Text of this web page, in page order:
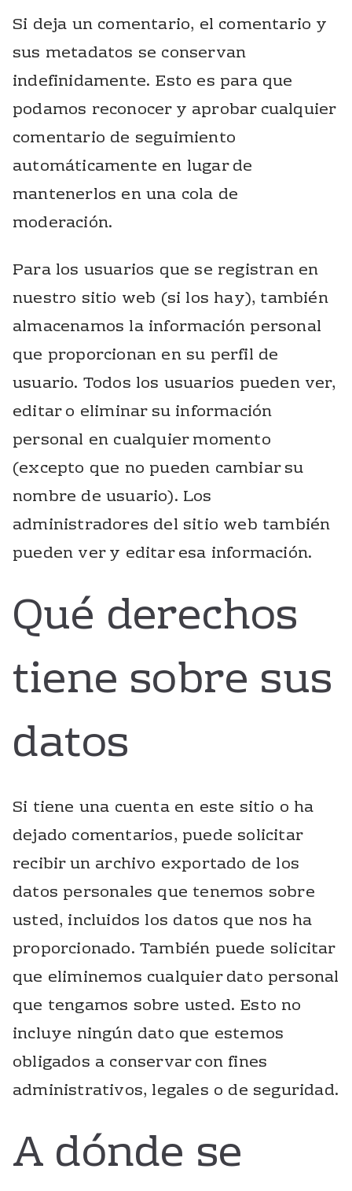
Si deja un comentario, el comentario y
sus metadatos se conservan
indefinidamente. Esto es para que
podamos reconocer y aprobar cualquier
comentario de seguimiento
automáticamente en lugar de
mantenerlos en una cola de
moderación.
Para los usuarios que se registran en
nuestro sitio web (si los hay), también
almacenamos la información personal
que proporcionan en su perfil de
usuario. Todos los usuarios pueden ver,
editar o eliminar su información
personal en cualquier momento
(excepto que no pueden cambiar su
nombre de usuario). Los
administradores del sitio web también
pueden ver y editar esa información.
Qué derechos
tiene sobre sus
datos
Si tiene una cuenta en este sitio o ha
dejado comentarios, puede solicitar
recibir un archivo exportado de los
datos personales que tenemos sobre
usted, incluidos los datos que nos ha
proporcionado. También puede solicitar
que eliminemos cualquier dato personal
que tengamos sobre usted. Esto no
incluye ningún dato que estemos
obligados a conservar con fines
administrativos, legales o de seguridad.
A dónde se